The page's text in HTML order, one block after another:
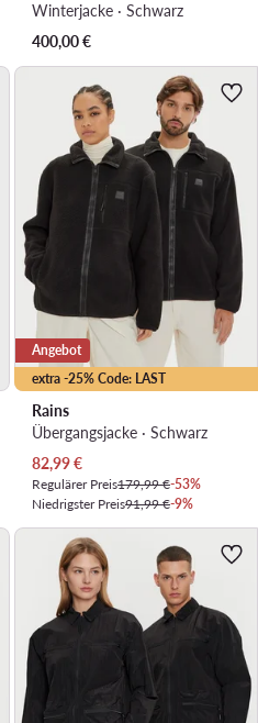
Winterjacke · Schwarz
400,00€
extra -25% Code: LAST
Angebot
Rains
Übergangsjacke · Schwarz
Aktueller Preis
82,99€
Regulärer Preis179,99 €-53%
Niedrigster Preis91,99 €-9%